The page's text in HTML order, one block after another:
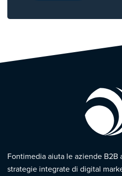
Fontimedia aiuta le aziende B2B
strategie integrate di digital